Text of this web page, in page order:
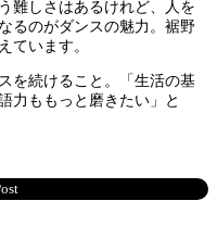
難しさはあるけれど、人を
るのがダンスの魅力。裾野
ています。
を続けること。「生活の基
力ももっと磨きたい」と